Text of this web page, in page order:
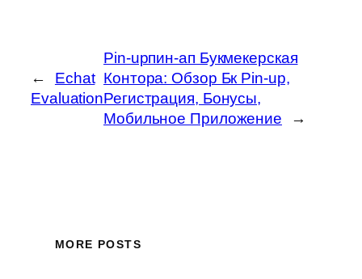
←
Echat
Evaluation
Pin-upпин-ап Букмекерская
Контора: Обзор Бк Pin-up,
Регистрация, Бонусы,
Мобильное Приложение
→
MORE POSTS